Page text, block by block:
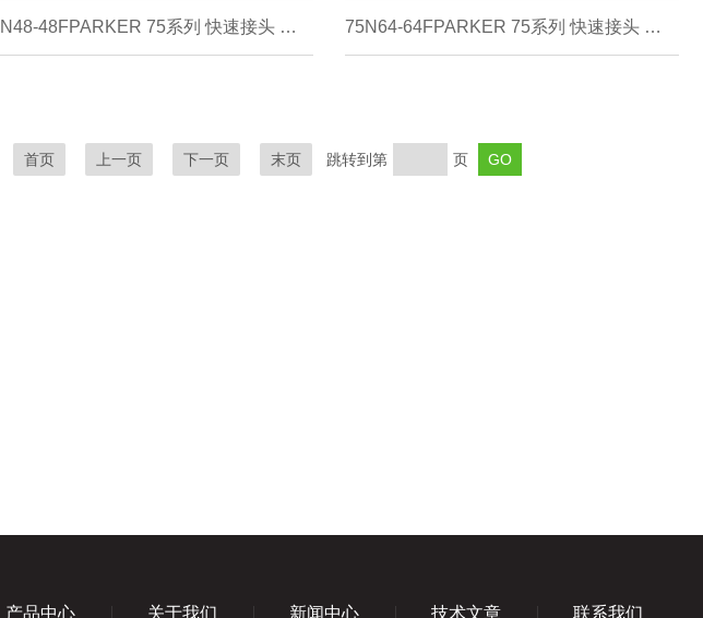
75N48-48FPARKER 75系列 快速接头 阳接头75N48-48F 75N64-64FPARKER 75系列 快速接头 阳接头75N64-64F
首页 上一页 下一页 末页 跳转到第 页
产品中心 关于我们 新闻中心 技术文章 联系我们